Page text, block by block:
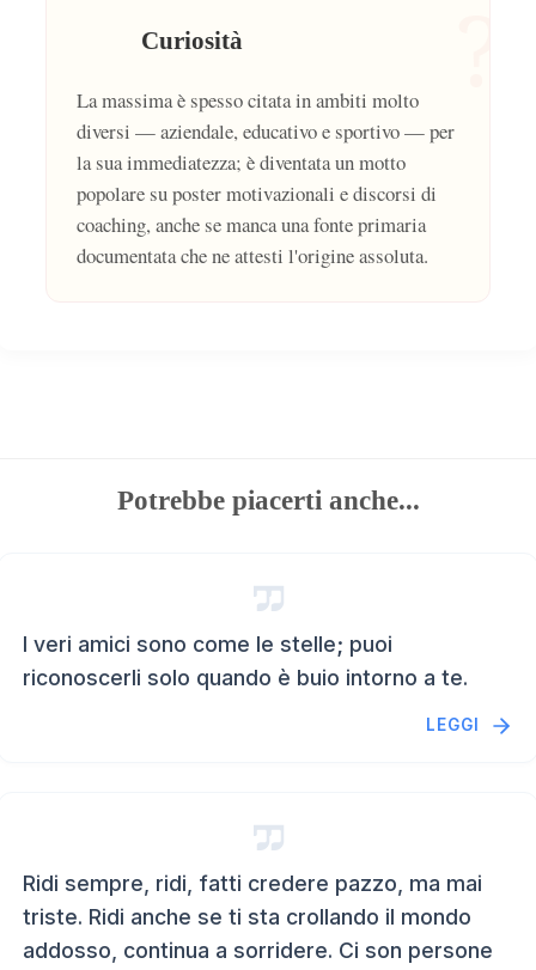
Curiosità
La massima è spesso citata in ambiti molto
diversi — aziendale, educativo e sportivo — per
la sua immediatezza; è diventata un motto
popolare su poster motivazionali e discorsi di
coaching, anche se manca una fonte primaria
documentata che ne attesti l'origine assoluta.
Potrebbe piacerti anche...
I veri amici sono come le stelle; puoi
riconoscerli solo quando è buio intorno a te.
LEGGI
Ridi sempre, ridi, fatti credere pazzo, ma mai
triste. Ridi anche se ti sta crollando il mondo
addosso, continua a sorridere. Ci son persone